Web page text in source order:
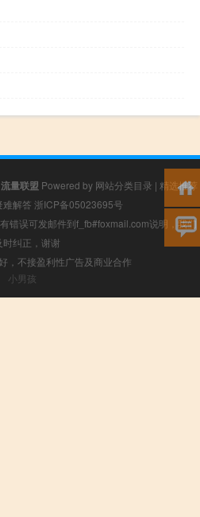
量联盟 Powered by 网站分类目录 | 精选推荐
难解答 浙ICP备05023695号
错误可发邮件到f_fb#foxmail.com说明，我们
时纠正，谢谢
，不接盈利性广告及商业合作
小男孩